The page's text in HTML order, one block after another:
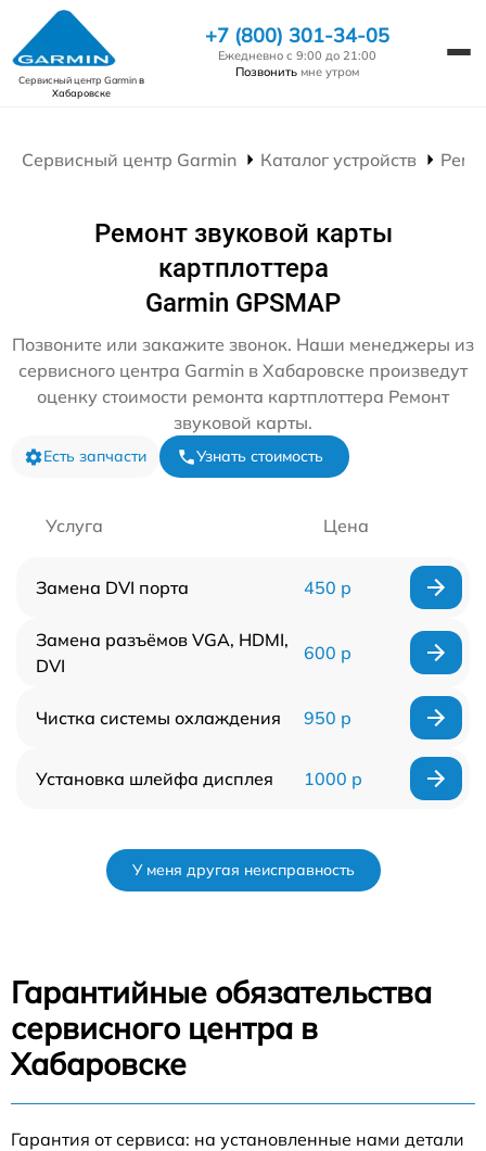
Сервисный центр Garminв
Хабаровске
+7 (800) 301-34-05
Ежедневно с 9:00 до 21:00
Позвонить мне утром
Сервисный центр Garmin Каталог устройств
Ремонт звуковой карты
картплоттера
Garmin GPSMAP
Позвоните или закажите звонок. Наши менеджеры из
сервисного центра Garmin в Хабаровске произведут
оценку стоимости ремонта картплоттера Ремонт
звуковой карты.
Есть запчасти Узнать стоимость
Услуга Цена
Замена DVI порта 450 р
Замена разъёмов VGA, HDMI,
DVI
600 р
Чистка системы охлаждения 950 р
Установка шлейфа дисплея 1000 р
У меня другая неисправность
Гарантийные обязательства
сервисного центра в
Хабаровске
Гарантия от сервиса: на установленные нами детали